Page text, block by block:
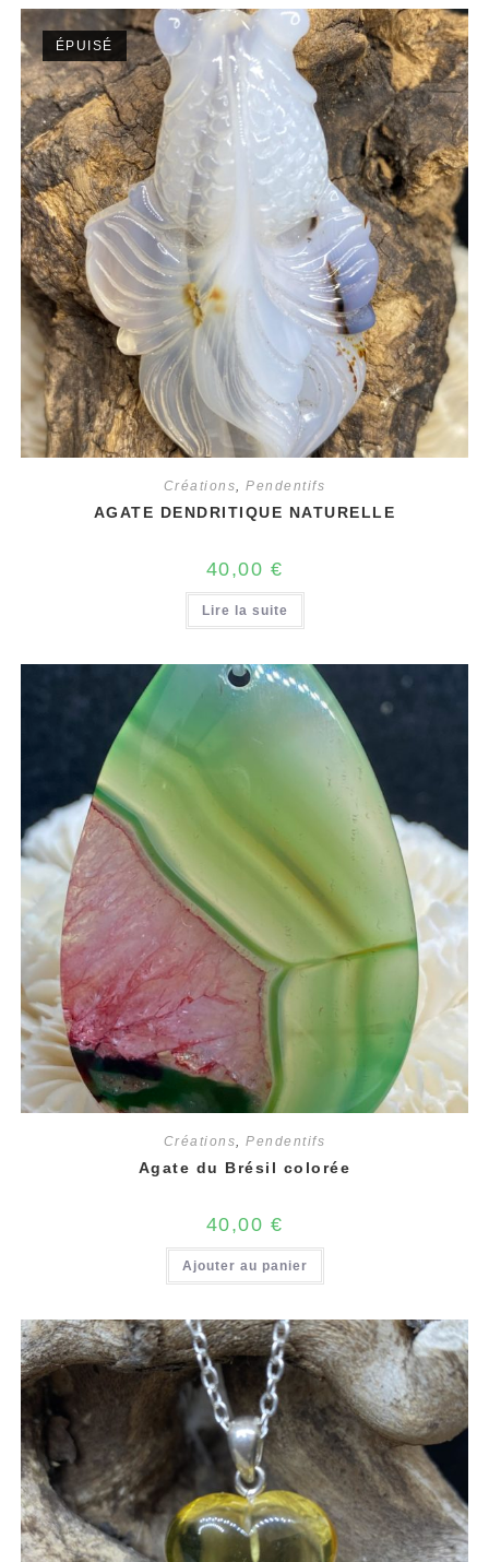
ÉPUISÉ
Créations ,Pendentifs
AGATE DENDRITIQUE NATURELLE
40,00 €
Lire la suite
Créations,Pendentifs
Agate du Brésil colorée
40,00 €
Ajouter au panier